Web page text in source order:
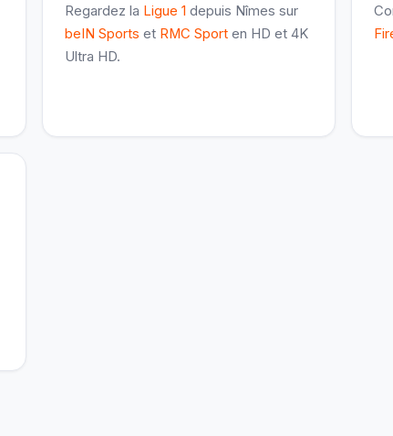
Regardez la Ligue 1 depuis Nîmes sur
beIN Sports et RMC Sport en HD et 4K
Ultra HD.